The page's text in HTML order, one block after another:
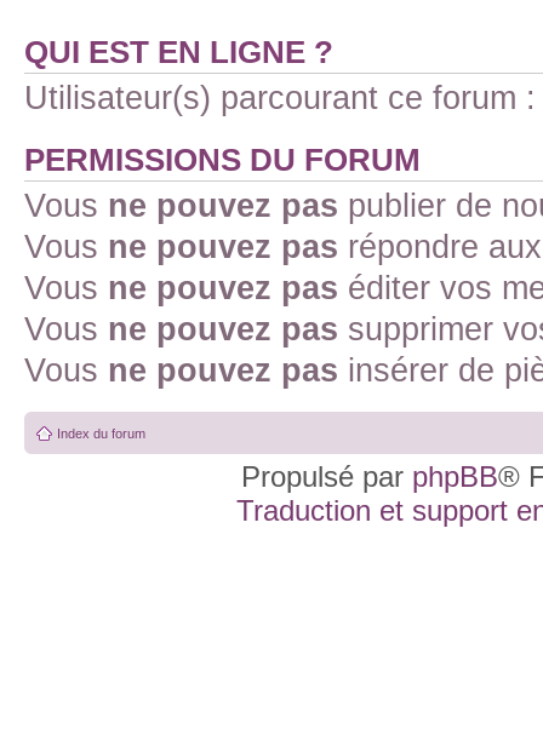
QUI EST EN LIGNE ?
Utilisateur(s) parcourant ce forum
PERMISSIONS DU FORUM
Vous ne pouvez pas publier de
Vous ne pouvez pas répondre
Vous ne pouvez pas éditer vos
Vous ne pouvez pas supprimer
Vous ne pouvez pas insérer de
Index du forum
Propulsé par phpBB®
Traduction et support